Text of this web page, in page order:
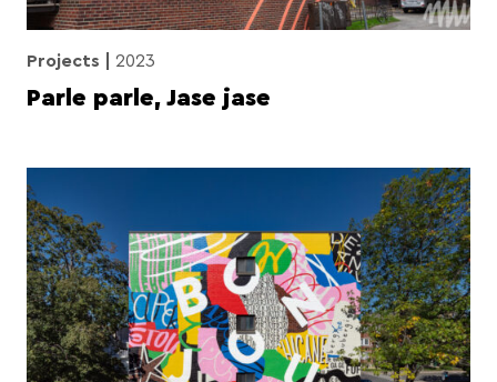
Projects 2023
Parle parle, Jase jase